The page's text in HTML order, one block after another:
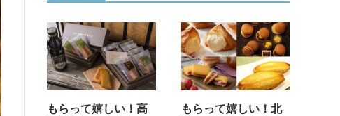
もらって嬉しい！高
もらって嬉しい！北